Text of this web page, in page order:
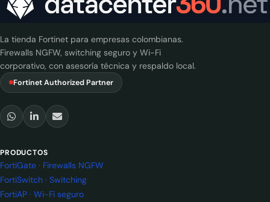
La tienda Fortinet para empresas colombianas.
Firewalls NGFW, switching seguro y Wi-Fi
corporativo, con asesoría técnica y respaldo local.
Fortinet Authorized Partner
PRODUCTOS
FortiGate · Firewalls NGFW
FortiSwitch · Switching
FortiAP · Wi-Fi seguro